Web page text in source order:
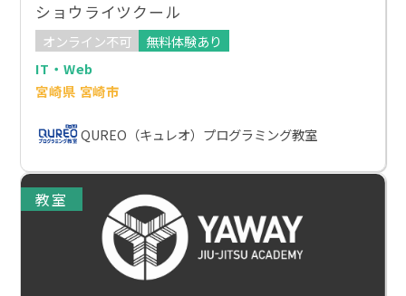
ショウライツクール
オンライン不可
無料体験あり
IT・Web
宮崎県 宮崎市
QUREO（キュレオ）プログラミング教室
教室